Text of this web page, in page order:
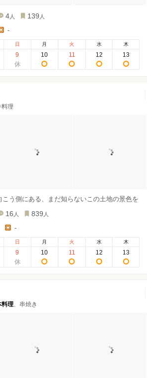
4 人 139 人
-
日
9
月
10
火
11
水
12
木
13
料理
う側にある、まだ知らないこの土地の景色を
16 人 839 人
-
日
9
月
10
火
11
水
12
木
13
料理、串焼き